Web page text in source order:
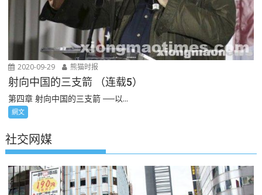
2020-09-29 熊猫时报
射向中国的三支箭 （连载5）
第四章 射向中国的三支箭 ──以...
網文
社交网媒